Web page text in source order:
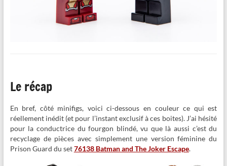
Le récap
En bref, côté minifigs, voici ci-dessous en couleur ce qui est
réellement inédit (et pour l’instant exclusif à ces boites). J’ai hésité
pour la conductrice du fourgon blindé, vu que là aussi c’est du
recyclage de pièces avec simplement une version féminine du
Prison Guard du set76138 Batman and The Joker Escape.